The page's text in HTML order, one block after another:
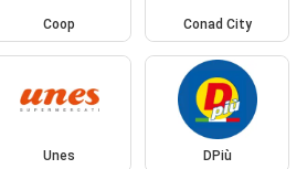
Coop Conad City
Unes DPiù